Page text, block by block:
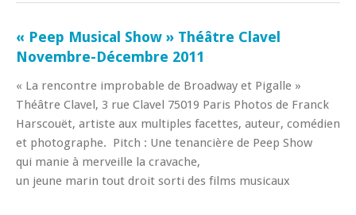
« Peep Musical Show » Théâtre Clavel
Novembre-Décembre 2011
« La rencontre improbable de Broadway et Pigalle »
Théâtre Clavel, 3 rue Clavel 75019 Paris Photos de Franck
Harscouët, artiste aux multiples facettes, auteur, comédien
et photographe. Pitch : Une tenancière de Peep Show
qui manie à merveille la cravache,
un jeune marin tout droit sorti des films musicaux